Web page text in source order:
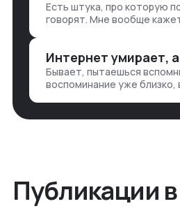
— все ручками
Есть штука, про которую
говорят. Мне вообще
хватаешь у клиента: е…
Бывает, пытаешься
воспоминание уже близко,
неделями, если сильно не
Публикации